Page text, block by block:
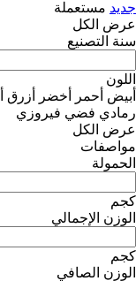
جديد مستعملة
عرض الكل
سنة التصنيع
اللون
أبيض أحمر أخضر أزرق
رمادي فضي فيروزي
عرض الكل
مواصفات
الحمولة
كجم
الوزن الإجمالي
كجم
الوزن الصافي